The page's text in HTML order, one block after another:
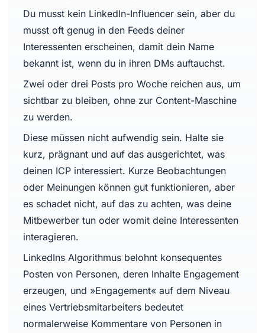
Du musst kein LinkedIn-Influencer sein, aber du
musst oft genug in den Feeds deiner
Interessenten erscheinen, damit dein Name
bekannt ist, wenn du in ihren DMs auftauchst.
Zwei oder drei Posts pro Woche reichen aus, um
sichtbar zu bleiben, ohne zur Content-Maschine
zu werden.
Diese müssen nicht aufwendig sein. Halte sie
kurz, prägnant und auf das ausgerichtet, was
deinen ICP interessiert. Kurze Beobachtungen
oder Meinungen können gut funktionieren, aber
es schadet nicht, auf das zu achten, was deine
Mitbewerber tun oder womit deine Interessenten
interagieren.
LinkedIns Algorithmus belohnt konsequentes
Posten von Personen, deren Inhalte Engagement
erzeugen, und »Engagement« auf dem Niveau
eines Vertriebsmitarbeiters bedeutet
normalerweise Kommentare von Personen in